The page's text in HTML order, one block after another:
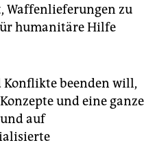
Waffenlieferungen zu
humanitäre Hilfe
beenden will,
und eine ganze
auf